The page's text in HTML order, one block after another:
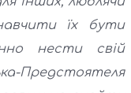
їх бути
нести свій
Предстоятеля